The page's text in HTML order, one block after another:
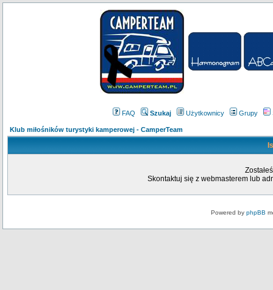
FAQ Szukaj Użytkownicy Grupy
Klub miłośników turystyki kamperowej - CamperTeam
Skontaktuj się z webmasterem lub
Powered by phpBB